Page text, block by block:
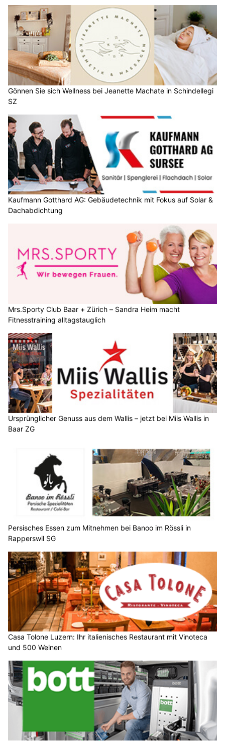
Gönnen Sie sich Wellness bei Jeanette Machate in Schindellegi
SZ
Kaufmann Gotthard AG: Gebäudetechnik mit Fokus auf Solar &
Dachabdichtung
Mrs.Sporty Club Baar + Zürich – Sandra Heim macht
Fitnesstraining alltagstauglich
Ursprünglicher Genuss aus dem Wallis – jetzt bei Miis Wallis in
Baar ZG
Persisches Essen zum Mitnehmen bei Banoo im Rössli in
Rapperswil SG
Casa Tolone Luzern: Ihr italienisches Restaurant mit Vinoteca
und 500 Weinen